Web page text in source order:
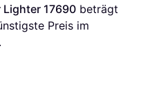
Lighter 17690 beträgt
Preis im